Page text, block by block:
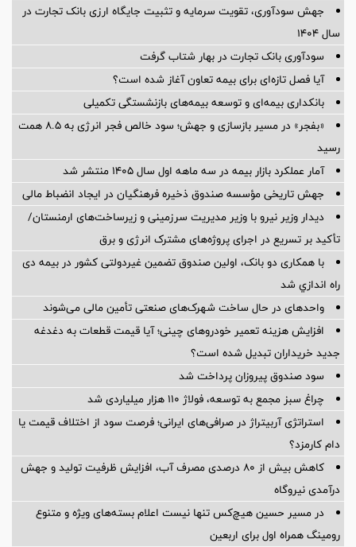
جهش سودآوری، تقویت سرمایه و تثبیت جایگاه ارزی بانک تجارت در
سال ۱۴۰۴
سودآوری بانک تجارت در بهار شتاب گرفت
آیا فصل تازه‌ای برای بیمه تعاون آغاز شده است؟
بانکداری بیمه‌ای و توسعه بیمه‌های بازنشستگی تکمیلی
«بفجر» در مسیر بازسازی و جهش؛ سود خالص فجر انرژی به ۸.۵ همت
رسید
آمار عملكرد بازار بیمه در سه ماهه اول سال 1405 منتشر شد
جهش تاریخی مؤسسه صندوق ذخیره فرهنگیان در ایجاد انضباط مالی
دیدار وزیر نیرو با وزیر مدیریت سرزمینی و زیرساخت‌های ارمنستان/
تأکید بر تسریع در اجرای پروژه‌های مشترک انرژی و برق
با همکاری دو بانک، اولین صندوق تضمین غیردولتی کشور در بیمه دی
راه اندازي شد
واحدهای در حال ساخت شهرک‌های صنعتی تأمین مالی می‌شوند
افزایش هزینه تعمیر خودروهای چینی؛ آیا قیمت قطعات به دغدغه
جدید خریداران تبدیل شده است؟
سود صندوق پیروزان پرداخت شد
چراغ سبز مجمع به توسعه، فولاژ ۱۱۰ هزار میلیاردی شد
استراتژی آربیتراژ در صرافی‌های ایرانی؛ فرصت سود از اختلاف قیمت یا
دام کارمزد؟
کاهش بیش از ۸۰ درصدی مصرف آب، افزایش ظرفیت تولید و جهش
درآمدی نیروگاه
در مسیر حسین هیچ‌کس تنها نیست اعلام بسته‌های ویژه و متنوع
رومینگ همراه اول برای اربعین